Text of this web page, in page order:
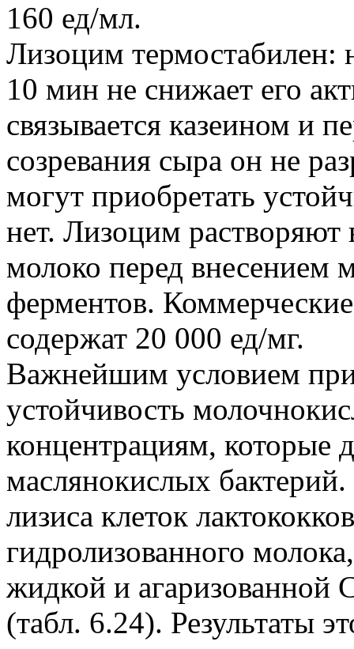
160 ед/мл.
Лизоцим термостабилен:
10 мин не снижает его
связывается казеином и
созревания сыра он не
могут приобретать
нет. Лизоцим растворяют
молоко перед внесением
ферментов.
содержат 20 000 ед/мг.
Важнейшим условием
устойчивость
концентрациям, которые
маслянокислых
лизиса клеток
гидролизованного
жидкой и
(табл. 6.24). Результаты